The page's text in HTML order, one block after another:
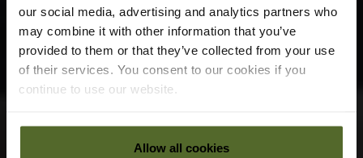
our social media, advertising and analytics partners who
may combine it with other information that you’ve
provided to them or that they’ve collected from your use
of their services. You consent to our cookies if you
continue to use our website.
Allow all cookies